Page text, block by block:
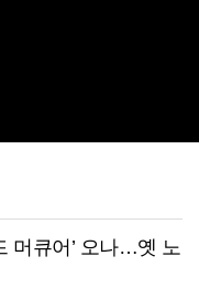
머큐어’ 오나…옛 노